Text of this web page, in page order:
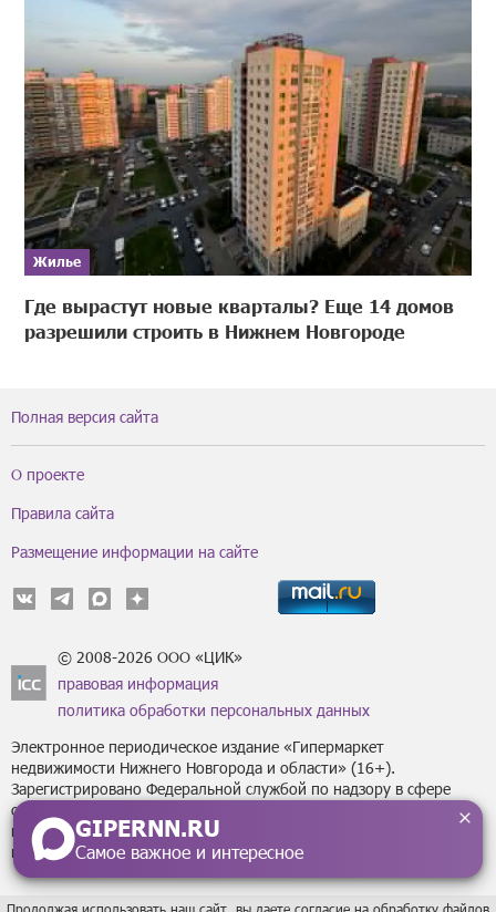
Жилье
Где вырастут новые кварталы? Еще 14 домов
разрешили строить в Нижнем Новгороде
GIPERNN.RU
Самое важное и интересное
Полная версия сайта
О проекте
Правила сайта
Размещение информации на сайте
© 2008-2026 ООО «ЦИК»
правовая информация
политика обработки персональных данных
Электронное периодическое издание «Гипермаркет
недвижимости Нижнего Новгорода и области» (16+).
Зарегистрировано Федеральной службой по надзору в сфере
связи, информационных технологий
и массовых коммуникаций (Роскомнадзор) за регистрационным
номером Эл № ФС77-43795 от 07 февраля 2011 г.